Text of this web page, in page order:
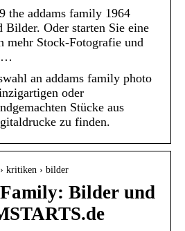
the addams family 1964
Bilder. Oder starten Sie eine
mehr Stock-Fotografie und
…
an addams family photo
oder
Stücke aus
zu finden.
kritiken › bilder
Bilder und